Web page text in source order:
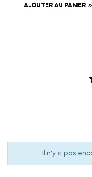
AJOUTER AU PANIER
Il n'y a pas